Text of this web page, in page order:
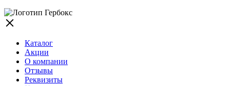
Каталог
Акции
О компании
Отзывы
Реквизиты